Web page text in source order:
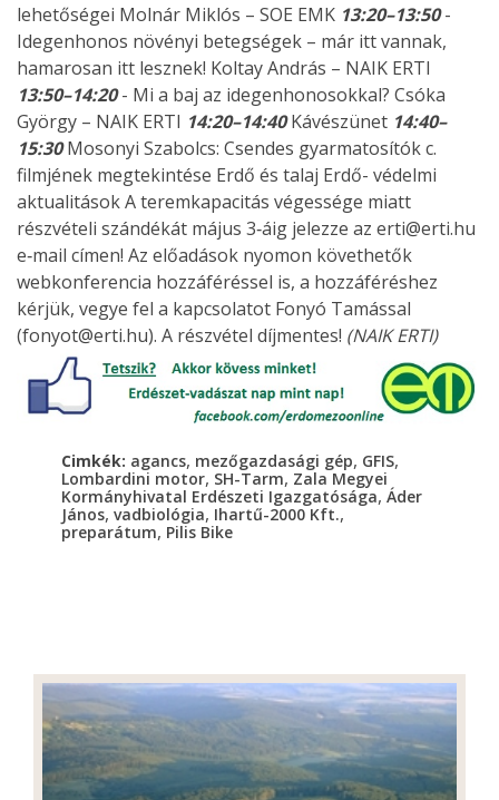
lehetőségei Molnár Miklós – SOE EMK 13:20–13:50-
Idegenhonos növényi betegségek – már itt vannak,
hamarosan itt lesznek! Koltay András – NAIK ERTI
13:50–14:20- Mi a baj az idegenhonosokkal? Csóka
György – NAIK ERTI 14:20–14:40Kávészünet 14:40–
15:30Mosonyi Szabolcs: Csendes gyarmatosítók c.
filmjének megtekintése Erdő és talaj Erdő- védelmi
aktualitások A teremkapacitás végessége miatt
részvételi szándékát május 3‐áig jelezze az erti@erti.hu
e‐mail címen! Az előadások nyomon követhetők
webkonferencia hozzáféréssel is, a hozzáféréshez
kérjük, vegye fel a kapcsolatot Fonyó Tamással
(fonyot@erti.hu). A részvétel díjmentes! (NAIK ERTI)
Cimkék: agancs, mezőgazdasági gép, GFIS,
Lombardini motor, SH-Tarm, Zala Megyei
Kormányhivatal Erdészeti Igazgatósága, Áder
János, vadbiológia, Ihartű-2000 Kft.,
preparátum, Pilis Bike